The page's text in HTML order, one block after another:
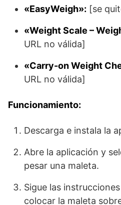
«EasyWeigh»: [se
«Weight Scale –
URL no válida]
«Carry-on Weight
URL no válida]
Funcionamiento:
Descarga e instala la
Abre la aplicación y
pesar una maleta.
Sigue las
colocar la maleta